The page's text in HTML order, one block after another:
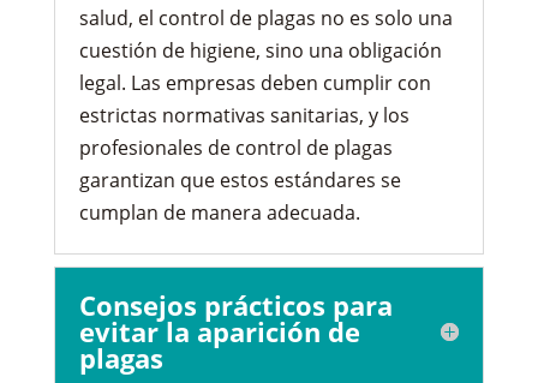
salud, el control de plagas no es solo una
cuestión de higiene, sino una obligación
legal. Las empresas deben cumplir con
estrictas normativas sanitarias, y los
profesionales de control de plagas
garantizan que estos estándares se
cumplan de manera adecuada.
Consejos prácticos para
evitar la aparición de
plagas